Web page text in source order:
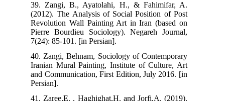
39. Zangi, B., Ayatolahi, H., & Fahimifar, A.
(2012). The Analysis of Social Position of Post
Revolution Wall Painting Art in Iran (based on
Pierre Bourdieu Sociology). Negareh Journal,
7(24): 85-101. [in Persian].
40. Zangi, Behnam, Sociology of Contemporary
Iranian Mural Painting, Institute of Culture, Art
and Communication, First Edition, July 2016. [in
41. Zaree,E. , Haghighat,H. and Jorfi,A. (2019).